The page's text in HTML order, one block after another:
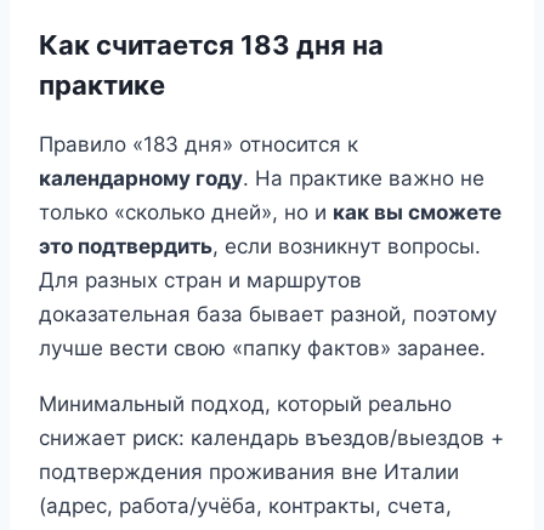
Как считается 183 дня на
практике
Правило «183 дня» относится к
календарному году. На практике важно не
только «сколько дней», но и как вы сможете
это подтвердить, если возникнут вопросы.
Для разных стран и маршрутов
доказательная база бывает разной, поэтому
лучше вести свою «папку фактов» заранее.
Минимальный подход, который реально
снижает риск: календарь въездов/выездов +
подтверждения проживания вне Италии
(адрес, работа/учёба, контракты, счета,